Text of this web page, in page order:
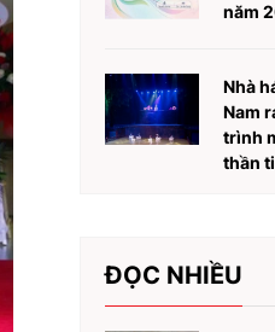
năm
Nhà
Nam
trình
thần
ĐỌC NHIỀU